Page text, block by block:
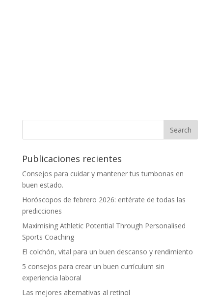
Publicaciones recientes
Consejos para cuidar y mantener tus tumbonas en
buen estado.
Horóscopos de febrero 2026: entérate de todas las
predicciones
Maximising Athletic Potential Through Personalised
Sports Coaching
El colchón, vital para un buen descanso y rendimiento
5 consejos para crear un buen currículum sin
experiencia laboral
Las mejores alternativas al retinol